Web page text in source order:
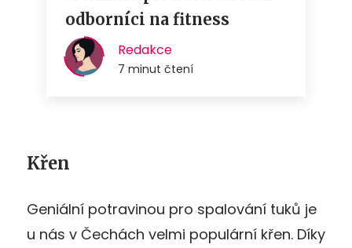
Křen
Geniální potravinou pro spalování tuků je
u nás v Čechách velmi populární křen. Díky